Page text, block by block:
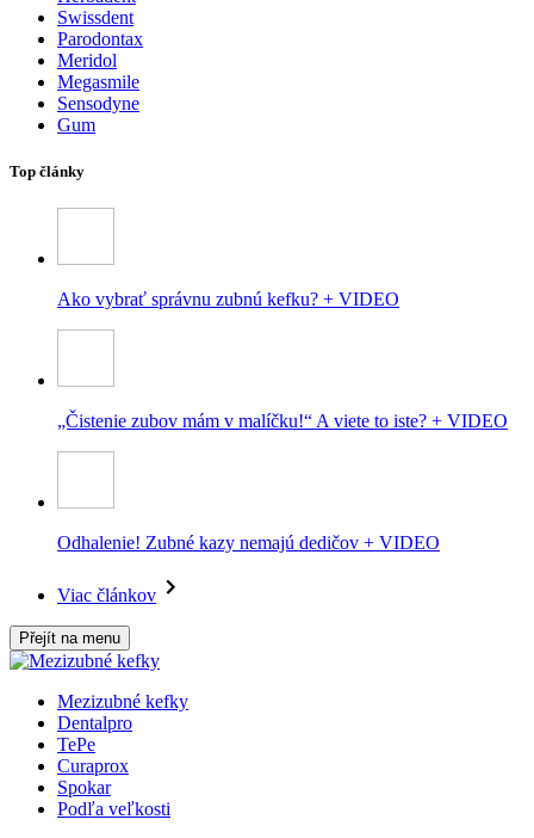
Swissdent
Parodontax
Meridol
Megasmile
Sensodyne
Gum
Top články
Ako vybrať správnu zubnú kefku? + VIDEO
„Čistenie zubov mám v malíčku!“ A viete to iste? + VIDEO
Odhalenie! Zubné kazy nemajú dedičov + VIDEO
Viac článkov
Přejít na menu
Mezizubné kefky
Dentalpro
TePe
Curaprox
Spokar
Podľa veľkosti